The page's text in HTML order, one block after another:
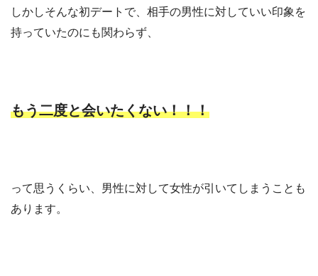
しかしそんな初デートで、相手の男性に対していい印象を
持っていたのにも関わらず、
もう二度と会いたくない！！！
って思うくらい、男性に対して女性が引いてしまうことも
あります。